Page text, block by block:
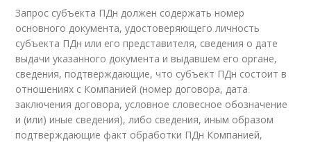
Запрос субъекта ПДн должен содержать номер
основного документа, удостоверяющего личность
субъекта ПДн или его представителя, сведения о дате
выдачи указанного документа и выдавшем его органе,
сведения, подтверждающие, что субъект ПДн состоит в
отношениях с Компанией (номер договора, дата
заключения договора, условное словесное обозначение
и (или) иные сведения), либо сведения, иным образом
подтверждающие факт обработки ПДн Компанией,